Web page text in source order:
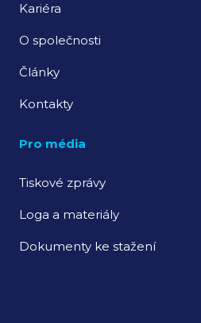
Kariéra
O společnosti
Články
Kontakty
Pro média
Tiskové zprávy
Loga a materiály
Dokumenty ke stažení